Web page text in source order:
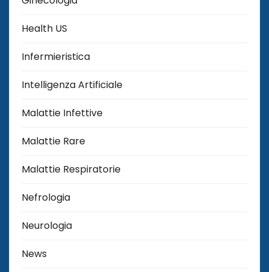
Health US
Infermieristica
Intelligenza Artificiale
Malattie Infettive
Malattie Rare
Malattie Respiratorie
Nefrologia
Neurologia
News